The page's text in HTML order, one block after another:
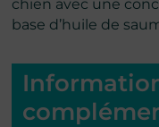
chien avec une
base d’huile de